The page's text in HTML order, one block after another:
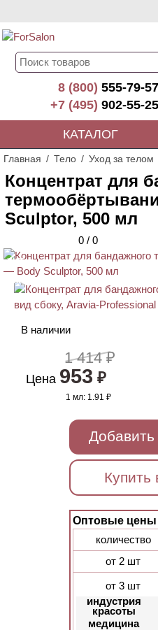
8 (800)555-79-57
+7 (495)902-55-25
КАТАЛОГ
Главная Тело Уход за телом
Концентрат для
Sculptor, 500 мл
0 / 0
ХИТ
АКЦИЯ
В наличии
1 414 ₽
Цена 953 ₽
1 мл:1.91 ₽
Добавить
Купить
Оптовые цены
количество
от 2 шт
от 3 шт
индустрия
красоты
медицина